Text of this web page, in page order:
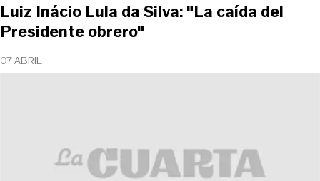
07 ABRIL
Luiz Inácio Lula da Silva: "La caída del
Presidente obrero"